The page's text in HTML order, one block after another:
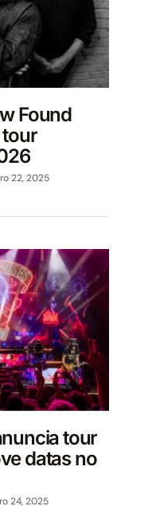
Found
22, 2025
tour
datas no
24, 2025